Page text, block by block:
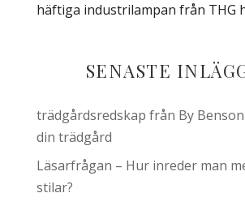
häftiga industrilampan från THG
SENASTE
trädgårdsredskap från By
din trädgård
Läsarfrågan – Hur inreder man
stilar?